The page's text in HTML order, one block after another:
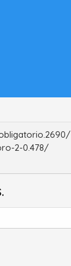
2-0.478/